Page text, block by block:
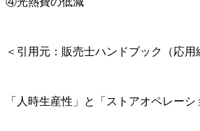
＜引用元：販売士ハンドブック（応
「人時生産性」と「ストアオペレー